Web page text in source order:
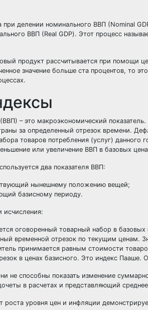
делении номинального ВВП (Nominal
ВВП (Real GDP). Этот процесс
продукт рассчитывается при помощи
значение больше ста процентов, то
– это макроэкономический
за определенный отрезок времени.
товаров потребления (услуг)
или увеличение ВВП в базовых
два показателя ВВП:
нынешнему положению вещей;
базисному периоду.
исчисления:
оговоренный товарный набор в
временной отрезок по текущим ценам.
принимается равным стоимости
в ценах базисного. Это индекс
не способны показать изменение
в расчетах и представляющий
роста уровня цен и инфляции